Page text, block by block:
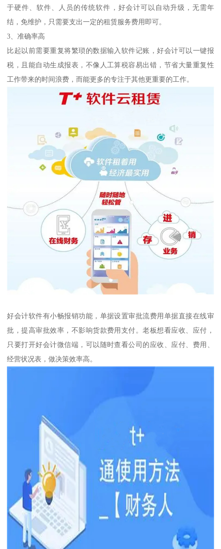
于硬件、软件、人员的传统软件，好会计可以自动升级，无需年
结，免维护，只需要支出一定的租赁服务费用即可。
3、准确率高
比起以前需要重复将繁琐的数据输入软件记账，好会计可以一键报
税，且能自动生成报表，不像人工算税容易出错，节省大量重复性
工作带来的时间浪费，而能更多的专注于其他更重要的工作。
好会计软件有小畅报销功能，单据设置审批流费用单据直接在线审
批，提高审批效率，不影响货款费用支付。老板想看应收、应付，
只要打开好会计微信端，可以随时查看公司的应收、应付、费用、
经营状况表，做决策效率高。